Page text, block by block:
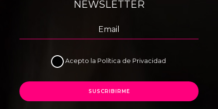
NEWSLETTER
Acepto la Política de Privacidad
SUSCRIBIRME